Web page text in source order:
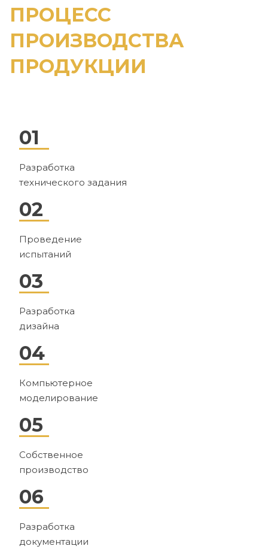
ПРОЦЕСС
ПРОИЗВОДСТВА
ПРОДУКЦИИ
01
Разработка
технического задания
02
Проведение
испытаний
03
Разработка
дизайна
04
Компьютерное
моделирование
05
Собственное
производство
06
Разработка
документации